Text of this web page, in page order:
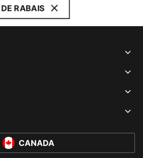
RABAIS
CANADA